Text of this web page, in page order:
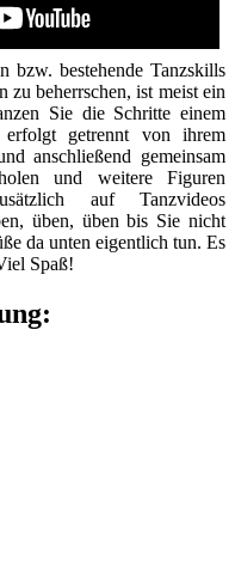
bzw. bestehende Tanzskills
zu beherrschen, ist meist ein
Sie die Schritte einem
erfolgt getrennt von ihrem
anschließend gemeinsam
und weitere Figuren
auf Tanzvideos
üben, üben bis Sie nicht
da unten eigentlich tun. Es
Spaß!